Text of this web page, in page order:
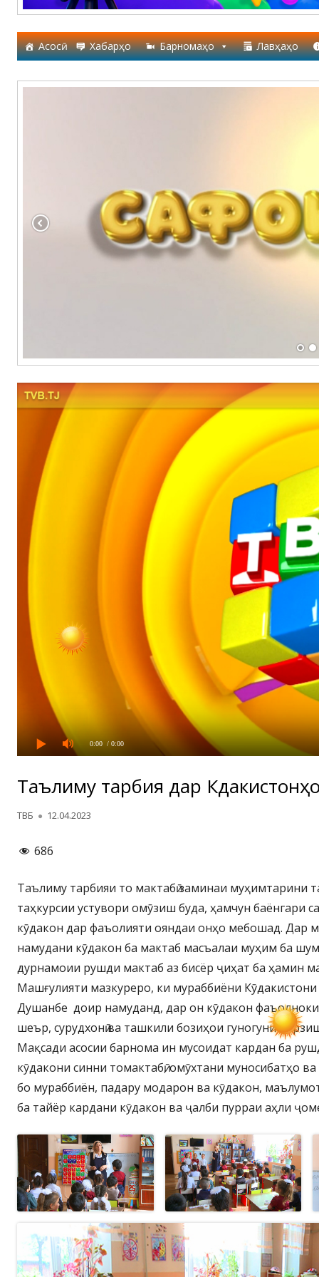
Асосӣ Хабарҳо Барномаҳо Лавҳаҳо
0:00 / 0:00
Таълиму тарбия дар
Автор
ТВБ Опубликовано
12.04.2023
686
Таълиму тарбияи то мактабӣ заминаи муҳимтарини
таҳкурсии устувори омӯзиш буда, ҳамчун баёнгари
кӯдакон дар фаъолияти ояндаи онҳо мебошад. Дар
намудани кӯдакон ба мактаб масъалаи муҳим ба
дурнамоии рушди мактаб аз бисёр ҷиҳат ба ҳамин
Машғулияти мазкуреро, ки мураббиёни
Душанбе доир намуданд, дар он кӯдакон
шеър, сурудхонӣ ва ташкили бозиҳои гуногуни
Мақсади асосии барнома ин мусоидат кардан ба
кӯдакони синни томактабӣ, омӯхтани муносибатҳо
бо мураббиён, падару модарон ва кӯдакон,
ба тайёр кардани кӯдакон ва ҷалби пурраи аҳли